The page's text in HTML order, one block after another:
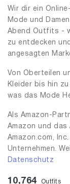
Wir dir ein
Mode und
Abend Outfits -
zu entdecken
angesagten
Von Oberteilen
Kleider bis hin
was das Mode
Als Amazon-
Amazon und das
Amazon.com,
Unternehmen.
Datenschutz
10,764 Outfits